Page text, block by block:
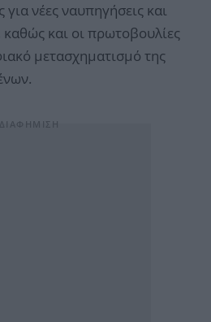
νέες ναυπηγήσεις και
καθώς και οι πρωτοβουλίες
μετασχηματισμό της